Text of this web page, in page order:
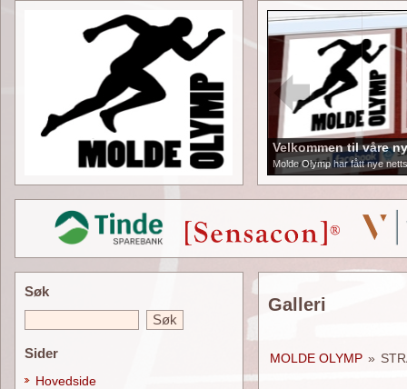
Velkommen til våre
Molde Olymp har fått nye
Galleri
MOLDE OLYMP »
Søk
Sider
Hovedside